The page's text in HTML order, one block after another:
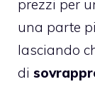
prezzi per
una parte
lasciando
di